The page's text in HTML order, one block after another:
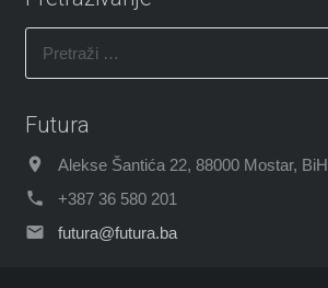
Pretraži:
Futura
Alekse Šantića 22, 88000 Mostar, BiH
+387 36 580 201
futura@futura.ba